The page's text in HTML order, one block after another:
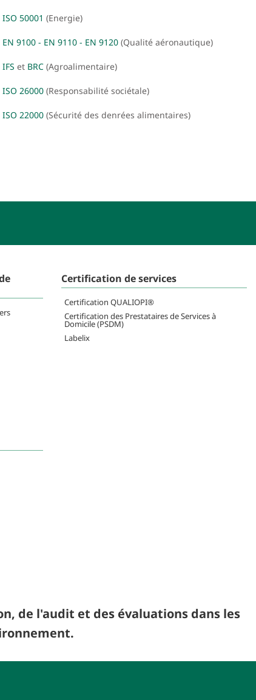
ISO 50001 (Energie)
EN 9100 - EN 9110 - EN 9120 (Qualité aéronautique)
IFS et BRC (Agroalimentaire)
ISO 26000 (Responsabilité sociétale)
ISO 22000 (Sécurité des denrées alimentaires)
Certification de services
Certification QUALIOPI®
Certification des Prestataires de Services à
Domicile (PSDM)
Labelix
de l'audit et des évaluations dans les